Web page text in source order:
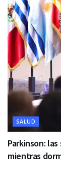
SALUD
Parkinson:
mientras